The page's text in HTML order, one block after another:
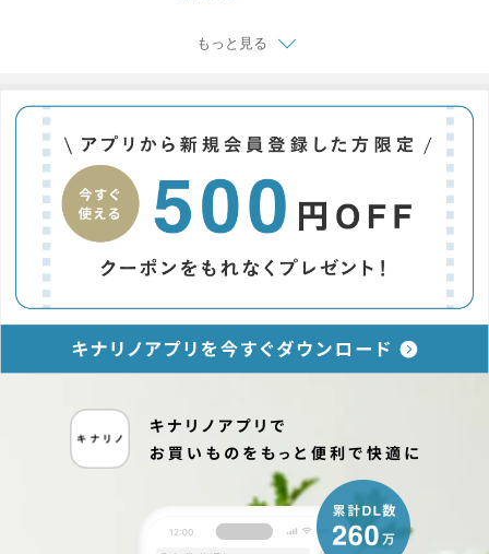
もっと見る